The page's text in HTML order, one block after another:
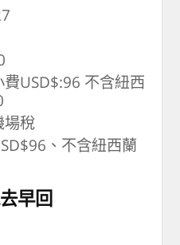
USD$:96 不含紐西
場稅
、不含紐西蘭
早回